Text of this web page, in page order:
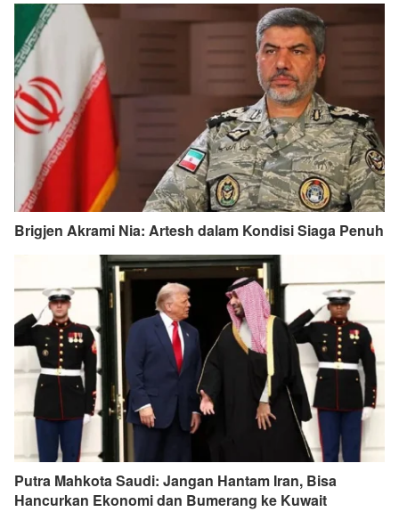
Brigjen Akrami Nia: Artesh dalam Kondisi Siaga Penuh
Putra Mahkota Saudi: Jangan Hantam Iran, Bisa
Hancurkan Ekonomi dan Bumerang ke Kuwait